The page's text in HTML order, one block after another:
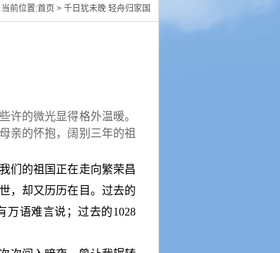
当前位置:首页 > 千日犹未晚 轻舟归家国
许的微光显得格外温暖。
亲的怀抱，阔别三年的祖
们的祖国正在走向繁荣昌
，却又历历在目。过去的
万语难言说；过去的1028